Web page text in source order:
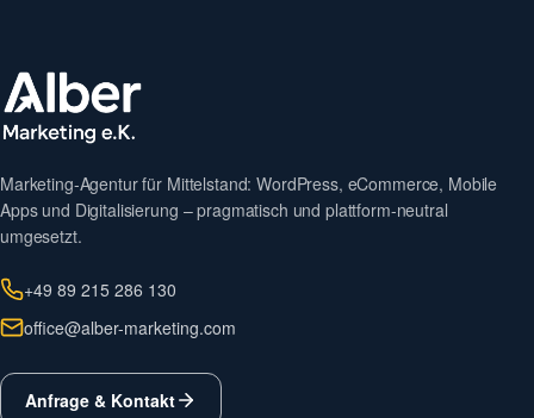
Marketing-Agentur für Mittelstand: WordPress, eCommerce, Mobile
Apps und Digitalisierung – pragmatisch und plattform-neutral
umgesetzt.
+49 89 215 286 130
office@alber-marketing.com
Anfrage & Kontakt